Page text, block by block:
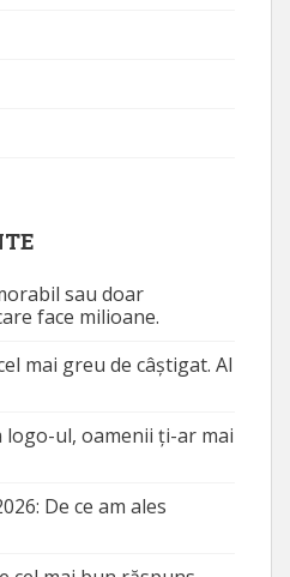
sau doar
face milioane.
mai greu de câștigat. Al
logo-ul, oamenii ți-ar mai
De ce am ales